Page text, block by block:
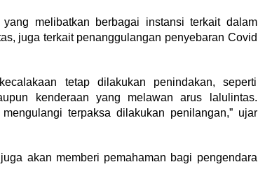
melibatkan berbagai instansi terkait dalam
juga terkait penanggulangan penyebaran Covid
tetap dilakukan penindakan, seperti
kenderaan yang melawan arus lalulintas.
terpaksa dilakukan penilangan,” ujar
akan memberi pemahaman bagi pengendara